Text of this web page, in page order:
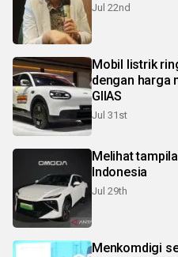
Jul 22nd
Mobil listrik
dengan harga
GIIAS
Jul 31st
Melihat
Indonesia
Jul 29th
Menkomdigi